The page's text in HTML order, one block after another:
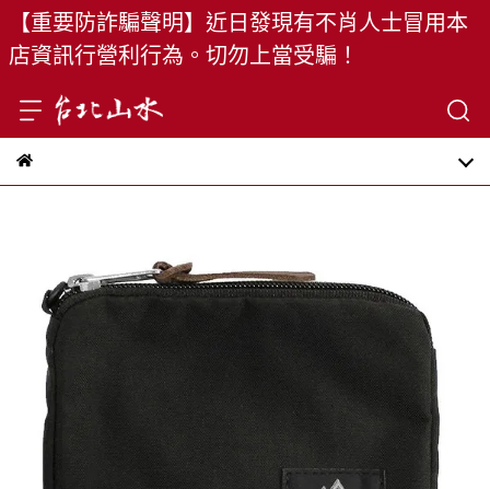
【重要防詐騙聲明】近日發現有不肖人士冒用本
店資訊行營利行為。切勿上當受騙！